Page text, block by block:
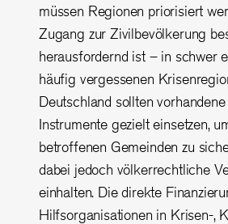
müssen Regionen priorisiert
Zugang zur Zivilbevölkerung
herausfordernd ist – in schwer
häufig vergessenen
Deutschland sollten
Instrumente gezielt einsetzen,
betroffenen Gemeinden zu
dabei jedoch völkerrechtliche
einhalten. Die direkte
Hilfsorganisationen in Krisen-,